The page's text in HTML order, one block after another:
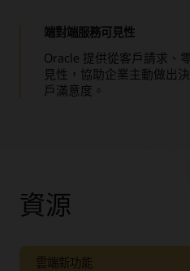
端對端服務可見性
Oracle 提供從客戶請求、
見性，協助企業主動做出
戶滿意度。
資源
雲端新功能